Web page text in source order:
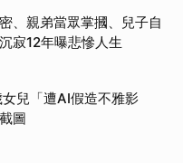
、親弟當眾掌摑、兒子自
寂12年曝悲慘人生
兒「遭AI假造不雅影
圖